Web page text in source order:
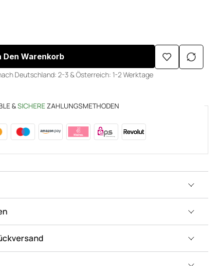
Den Warenkorb
Deutschland: 2-3 & Österreich: 1-2 Werktage
&SICHEREZAHLUNGSMETHODEN